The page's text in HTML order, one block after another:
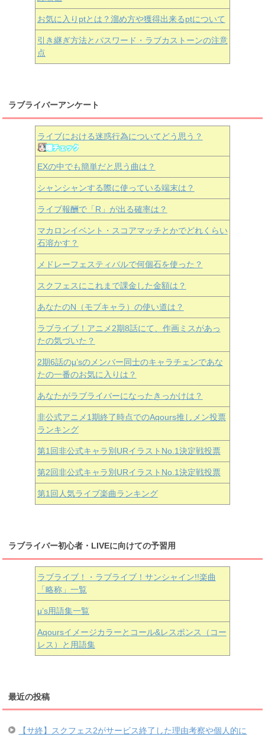
お気に入りptとは？溜め方や獲得出来るptについて
引き継ぎ方法とパスワード・ラブカストーンの注意
点
ラブライバーアンケート
ライブにおける迷惑行為についてどう思う？
EXの中でも簡単だと思う曲は？
シャンシャンする際に使っている端末は？
ライブ報酬で「R」が出る確率は？
マカロンイベント・スコアマッチとかでどれくらい
石溶かす？
メドレーフェスティバルで何個石を使った？
スクフェスにこれまで課金した金額は？
あなたのN（モブキャラ）の使い道は？
ラブライブ！アニメ2期8話にて、作画ミスがあっ
たの気づいた？
2期6話のμ’sのメンバー同士のキャラチェンであな
たの一番のお気に入りは？
あなたがラブライバーになったきっかけは？
非公式アニメ1期終了時点でのAqours推しメン投票
ランキング
第1回非公式キャラ別URイラストNo.1決定戦投票
第2回非公式キャラ別URイラストNo.1決定戦投票
第1回人気ライブ楽曲ランキング
ラブライバー初心者・LIVEに向けての予習用
ラブライブ！・ラブライブ！サンシャイン!!楽曲
「略称」一覧
μ’s用語集一覧
Aqoursイメージカラーとコール&レスポンス（コー
レス）と用語集
最近の投稿
【サ終】スクフェス2がサービス終了した理由考察や個人的に